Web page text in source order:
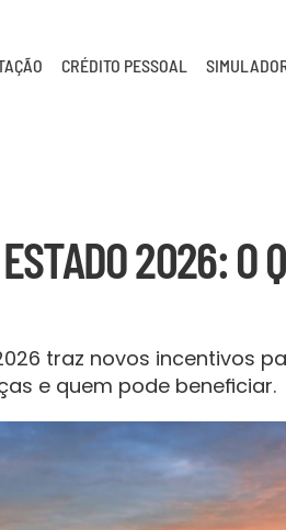
CRÉDITO PESSOAL
2026: O
traz novos incentivos
e quem pode beneficiar.